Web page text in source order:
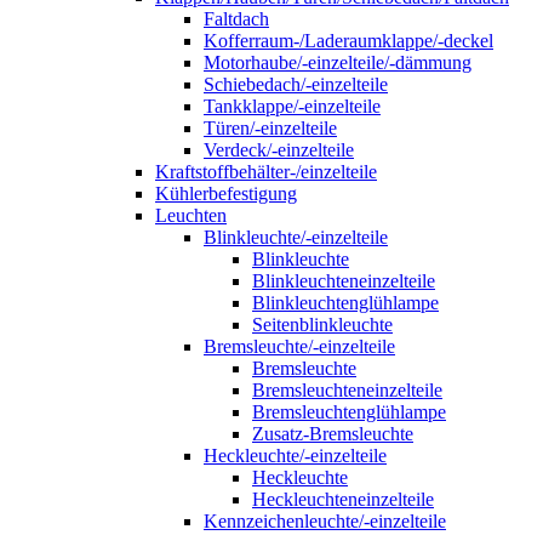
Faltdach
Kofferraum-/Laderaumklappe/-deckel
Motorhaube/-einzelteile/-dämmung
Schiebedach/-einzelteile
Tankklappe/-einzelteile
Türen/-einzelteile
Verdeck/-einzelteile
Kraftstoffbehälter-/einzelteile
Kühlerbefestigung
Leuchten
Blinkleuchte/-einzelteile
Blinkleuchte
Blinkleuchteneinzelteile
Blinkleuchtenglühlampe
Seitenblinkleuchte
Bremsleuchte/-einzelteile
Bremsleuchte
Bremsleuchteneinzelteile
Bremsleuchtenglühlampe
Zusatz-Bremsleuchte
Heckleuchte/-einzelteile
Heckleuchte
Heckleuchteneinzelteile
Kennzeichenleuchte/-einzelteile